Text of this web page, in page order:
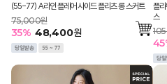
(55-77) A라인 플레어 사이드 플리츠 롱 스커트
75,000원
35% 48,400원
플
스
45